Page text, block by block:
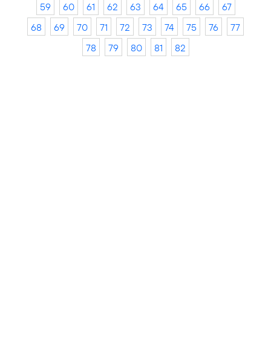
59
60 61 62 63 64 65 66
67
68
69 70 71 72 73 74 75 76
77
78
79 80 81 82